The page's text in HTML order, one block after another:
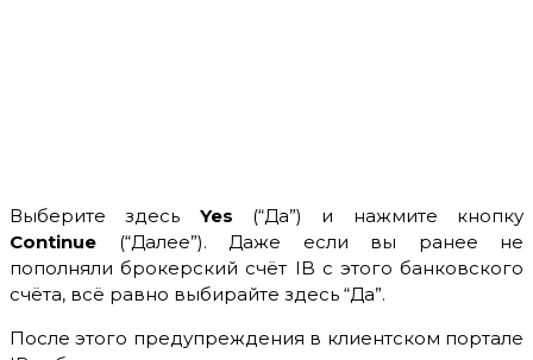
Выберите здесь Yes (“Да”) и нажмите кнопку
Continue (“Далее”). Даже если вы ранее не
пополняли брокерский счёт IB с этого банковского
счёта, всё равно выбирайте здесь “Да”.
После этого предупреждения в клиентском портале